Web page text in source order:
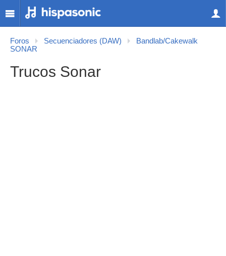
Foros Secuenciadores (DAW)
Bandlab/Cakewalk
SONAR
Trucos Sonar